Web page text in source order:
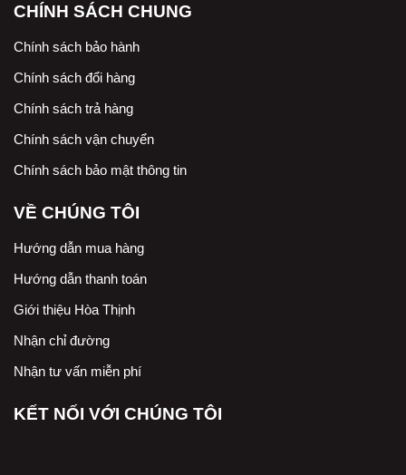
CHÍNH SÁCH CHUNG
Chính sách bảo hành
Chính sách đổi hàng
Chính sách trả hàng
Chính sách vận chuyển
Chính sách bảo mật thông tin
VỀ CHÚNG TÔI
Hướng dẫn mua hàng
Hướng dẫn thanh toán
Giới thiệu Hòa Thịnh
Nhận chỉ đường
Nhận tư vấn miễn phí
KẾT NỐI VỚI CHÚNG TÔI